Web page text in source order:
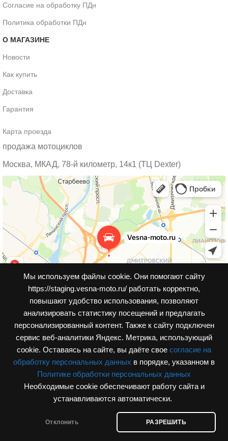
Мы используем файлы cookie. Они помогают сайту
https://staging.vesna-moto.ru/ работать корректно,
повышают удобство использования, позволяют
анализировать статистику посещений и предлагать
персонализированный контент. Также к cайту подключен
сервис веб-аналитики Яндекс. Метрика, использующий
cookie. Оставаясь на сайте, вы даёте свое согласие на
обработку персональных данных в порядке, указанном в
Политике обработки персональных данных
Необходимые cookie обеспечивают работу сайта и
устанавливаются автоматически.
Отклонить РАЗРЕШИТЬ
Согласие на обработку ПДн
Политика обработки ПДн
О МАГАЗИНЕ
Новости
Как купить
Доставка
Гарантия
Карта проезда
продажа мотоциклов
Москва, МКАД, 78-й километр, 14к1 (ТЦ Dexter)
Разработка сайта